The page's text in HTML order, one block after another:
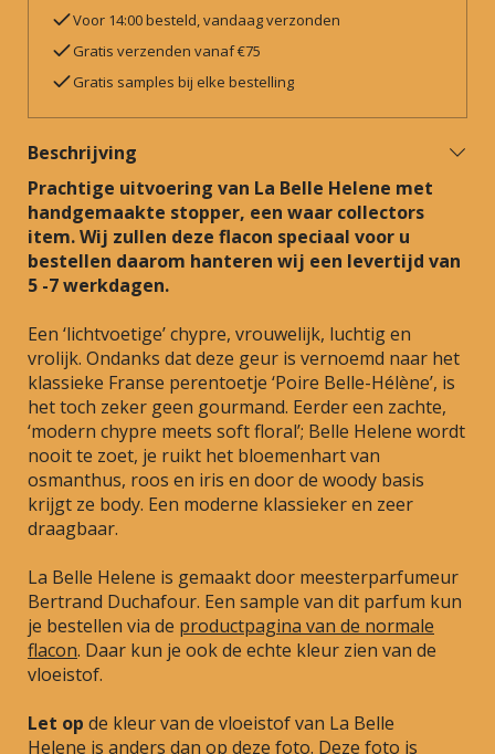
Voor 14:00 besteld, vandaag verzonden
Gratis verzenden vanaf €75
Gratis samples bij elke bestelling
Beschrijving
Prachtige uitvoering van La Belle Helene met
handgemaakte stopper, een waar collectors
item. Wij zullen deze flacon speciaal voor u
bestellen daarom hanteren wij een levertijd van
5 -7 werkdagen.
Een ‘lichtvoetige’ chypre, vrouwelijk, luchtig en
vrolijk. Ondanks dat deze geur is vernoemd naar het
klassieke Franse perentoetje ‘Poire Belle-Hélène’, is
het toch zeker geen gourmand. Eerder een zachte,
‘modern chypre meets soft floral’; Belle Helene wordt
nooit te zoet, je ruikt het bloemenhart van
osmanthus, roos en iris en door de woody basis
krijgt ze body. Een moderne klassieker en zeer
draagbaar.
La Belle Helene is gemaakt door meesterparfumeur
Bertrand Duchafour. Een sample van dit parfum kun
je bestellen via de productpagina van de normale
flacon. Daar kun je ook de echte kleur zien van de
vloeistof.
Let op de kleur van de vloeistof van La Belle
Helene is anders dan op deze foto. Deze foto is